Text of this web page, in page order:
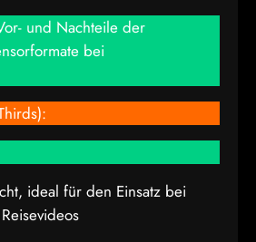
und Nachteile der
bei
ideal für den Einsatz bei